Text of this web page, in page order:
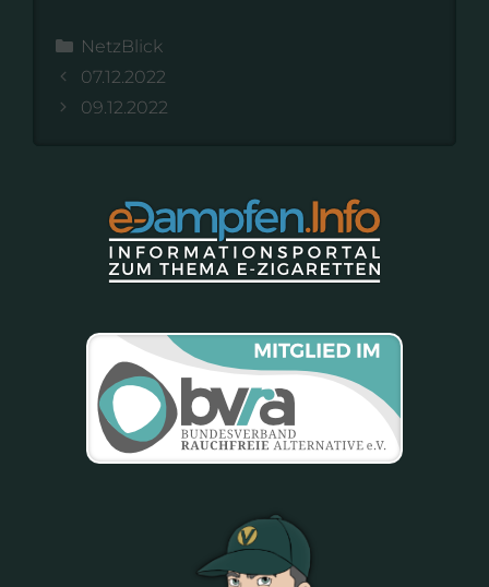
Kategorien
NetzBlick
07.12.2022
09.12.2022